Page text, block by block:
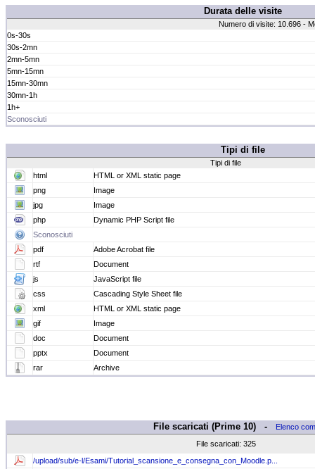
Durata delle visite
Numero di visite: 10.696 -
0s-30s
30s-2mn
2mn-5mn
5mn-15mn
15mn-30mn
30mn-1h
1h+
Sconosciuti
Tipi di file
Tipi di file
html
HTML or XML static page
png
Image
jpg
Image
php
Dynamic PHP Script file
Sconosciuti
pdf
Adobe Acrobat file
rtf
Document
js
JavaScript file
css
Cascading Style Sheet file
xml
HTML or XML static page
gif
Image
doc
Document
pptx
Document
rar
Archive
File scaricati (Prime 10) -
Elenco
File scaricati: 325
/upload/sub/e-l/Esami/Tutorial_scansione_e_consegna_con_Moodle.p...